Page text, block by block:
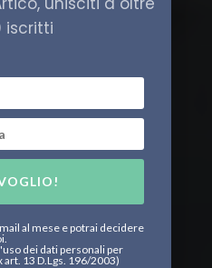
frontiera della
iscritti
al mese e potrai decidere
dei dati personali per
13 D.Lgs. 196/2003)